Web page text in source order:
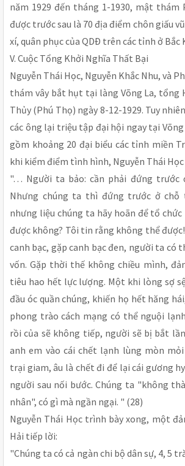
năm 1929 đến tháng 1-1930, mật thám
được trước sau là 70 địa điểm chôn giấu
xí, quân phục của QDÐ trên các tỉnh ở Bắc
V. Cuộc Tổng Khởi Nghĩa Thất Bại
Nguyễn Thái Học, Nguyễn Khắc Nhu, và
thám vây bắt hụt tại làng Võng La, tổng
Thủy (Phú Thọ) ngày 8-12-1929. Tuy
các ông lại triệu tập đại hội ngay tại Võng
gồm khoảng 20 đại biểu các tỉnh miền
khi kiểm điểm tình hình, Nguyễn Thái
"… Người ta bảo: cần phải đứng trước
Nhưng chúng ta thì đứng trước ở chỗ
nhưng liệu chúng ta hãy hoãn để tổ
được không? Tôi tin rằng không thể
canh bạc, gặp canh bạc đen, người ta có
vốn. Gặp thời thế không chiều mình,
tiêu hao hết lực lượng. Một khi lòng sợ
đầu óc quần chúng, khiến họ hết hăng
phong trào cách mạng có thể nguội
rồi của sẽ không tiếp, người sẽ bị bắt
anh em vào cái chết lạnh lùng mòn
trại giam, âu là chết đi để lại cái gương
người sau nối bước. Chúng ta "không
nhân", có gì mà ngần ngại. " (28)
Nguyễn Thái Học trình bày xong, một
Hải tiếp lời:
"Chúng ta có cả ngàn chi bộ dân sự, 4, 5